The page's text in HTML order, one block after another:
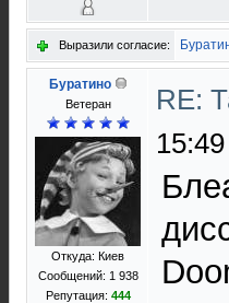
Выразили согласие:
Буратино
Ветеран
Откуда: Киев
Сообщений: 1 938
Репутация: 444
RE:
15:49